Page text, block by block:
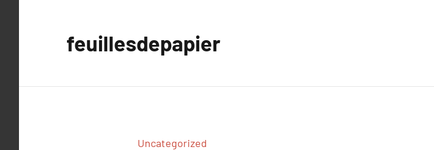
feuillesdepapier
Uncategorized